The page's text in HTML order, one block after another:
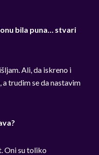
bila puna… stvari
Ali, da iskreno i
trudim se da nastavim
Oni su toliko